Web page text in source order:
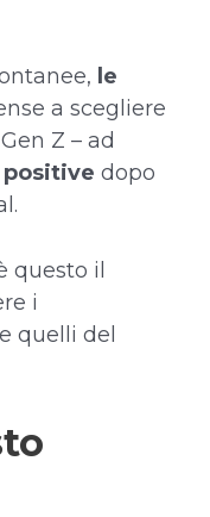
le
a scegliere
Z – ad
dopo
questo il
i
quelli del